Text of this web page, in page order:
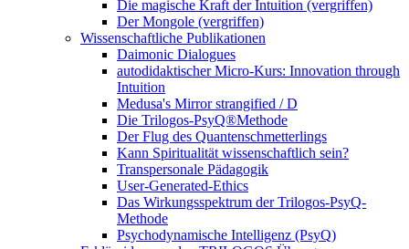
Die magische Kraft der Intuition (vergriffen)
Der Mongole (vergriffen)
Wissenschaftliche Publikationen
Daimonic Dialogues
autodidaktischer Micro-Kurs: Innovation through
Intuition
Medusa's Mirror strangified / D
Die Trilogos-PsyQ®Methode
Der Flug des Quantenschmetterlings
Kann Spiritualität wissenschaftlich sein?
Transpersonale Pädagogik
User-Generated-Ethics
Das Wirkungsspektrum der Trilogos-PsyQ-
Methode
Psychodynamische Intelligenz (PsyQ)